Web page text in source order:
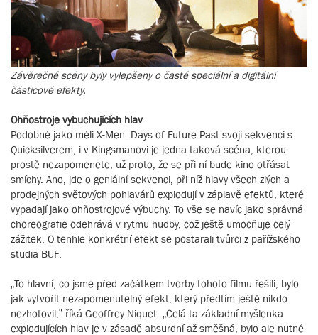
Závěrečné scény byly vylepšeny o časté speciální a digitální
částicové efekty.
Ohňostroje vybuchujících hlav
Podobně jako měli X-Men: Days of Future Past svoji sekvenci s
Quicksilverem, i v Kingsmanovi je jedna taková scéna, kterou
prostě nezapomenete, už proto, že se při ní bude kino otřásat
smíchy. Ano, jde o geniální sekvenci, při níž hlavy všech zlých a
prodejných světových pohlavárů explodují v záplavě efektů, které
vypadají jako ohňostrojové výbuchy. To vše se navíc jako správná
choreografie odehrává v rytmu hudby, což ještě umocňuje celý
zážitek. O tenhle konkrétní efekt se postarali tvůrci z pařížského
studia BUF.
„To hlavní, co jsme před začátkem tvorby tohoto filmu řešili, bylo
jak vytvořit nezapomenutelný efekt, který předtím ještě nikdo
nezhotovil,” říká Geoffrey Niquet. „Celá ta základní myšlenka
explodujících hlav je v zásadě absurdní až směšná, bylo ale nutné